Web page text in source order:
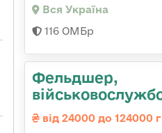
Вся Україна
116 ОМБр
Фельдшер,
від 24000 до 124000